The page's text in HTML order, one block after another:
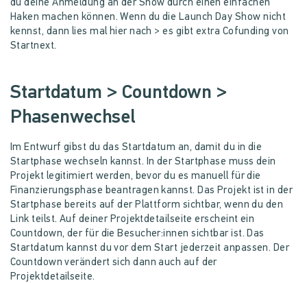
du deine Anmeldung an der Show durch einen einfachen
Haken machen können. Wenn du die Launch Day Show nicht
kennst, dann lies mal hier nach > es gibt extra Cofunding von
Startnext.
Startdatum > Countdown >
Phasenwechsel
Im Entwurf gibst du das Startdatum an, damit du in die
Startphase wechseln kannst. In der Startphase muss dein
Projekt legitimiert werden, bevor du es manuell für die
Finanzierungsphase beantragen kannst. Das Projekt ist in der
Startphase bereits auf der Plattform sichtbar, wenn du den
Link teilst. Auf deiner Projektdetailseite erscheint ein
Countdown, der für die Besucher:innen sichtbar ist. Das
Startdatum kannst du vor dem Start jederzeit anpassen. Der
Countdown verändert sich dann auch auf der
Projektdetailseite.